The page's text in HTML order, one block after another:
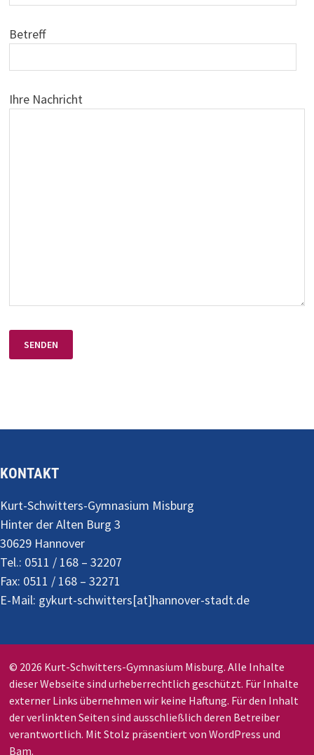
Betreff
Ihre Nachricht
KONTAKT
Kurt-Schwitters-Gymnasium Misburg
Hinter der Alten Burg 3
30629 Hannover
Tel.: 0511 / 168 – 32207
Fax: 0511 / 168 – 32271
E-Mail: gykurt-schwitters[at]hannover-stadt.de
© 2026 Kurt-Schwitters-Gymnasium Misburg. Alle Inhalte
dieser Webseite sind urheberrechtlich geschützt. Für Inhalte
externer Links übernehmen wir keine Haftung. Für den Inhalt
der verlinkten Seiten sind ausschließlich deren Betreiber
verantwortlich. Mit Stolz präsentiert von WordPress und
Bam.